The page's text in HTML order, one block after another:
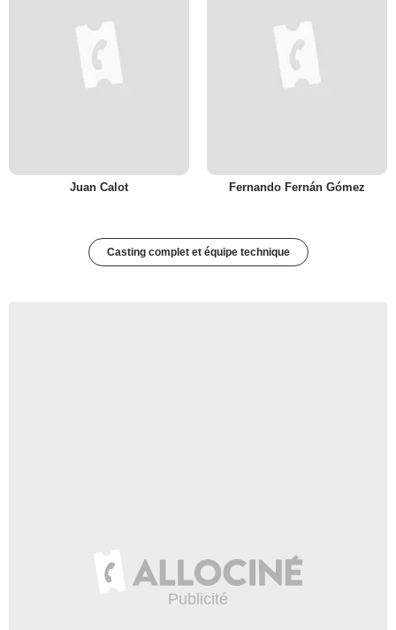
Juan Calot Fernando Fernán Gómez
Casting complet et équipe technique